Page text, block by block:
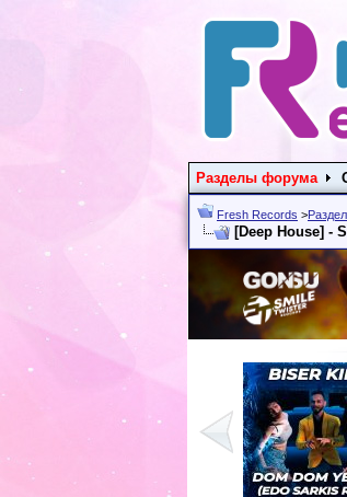
Разделы форума
Fresh Records >
[Deep House] -